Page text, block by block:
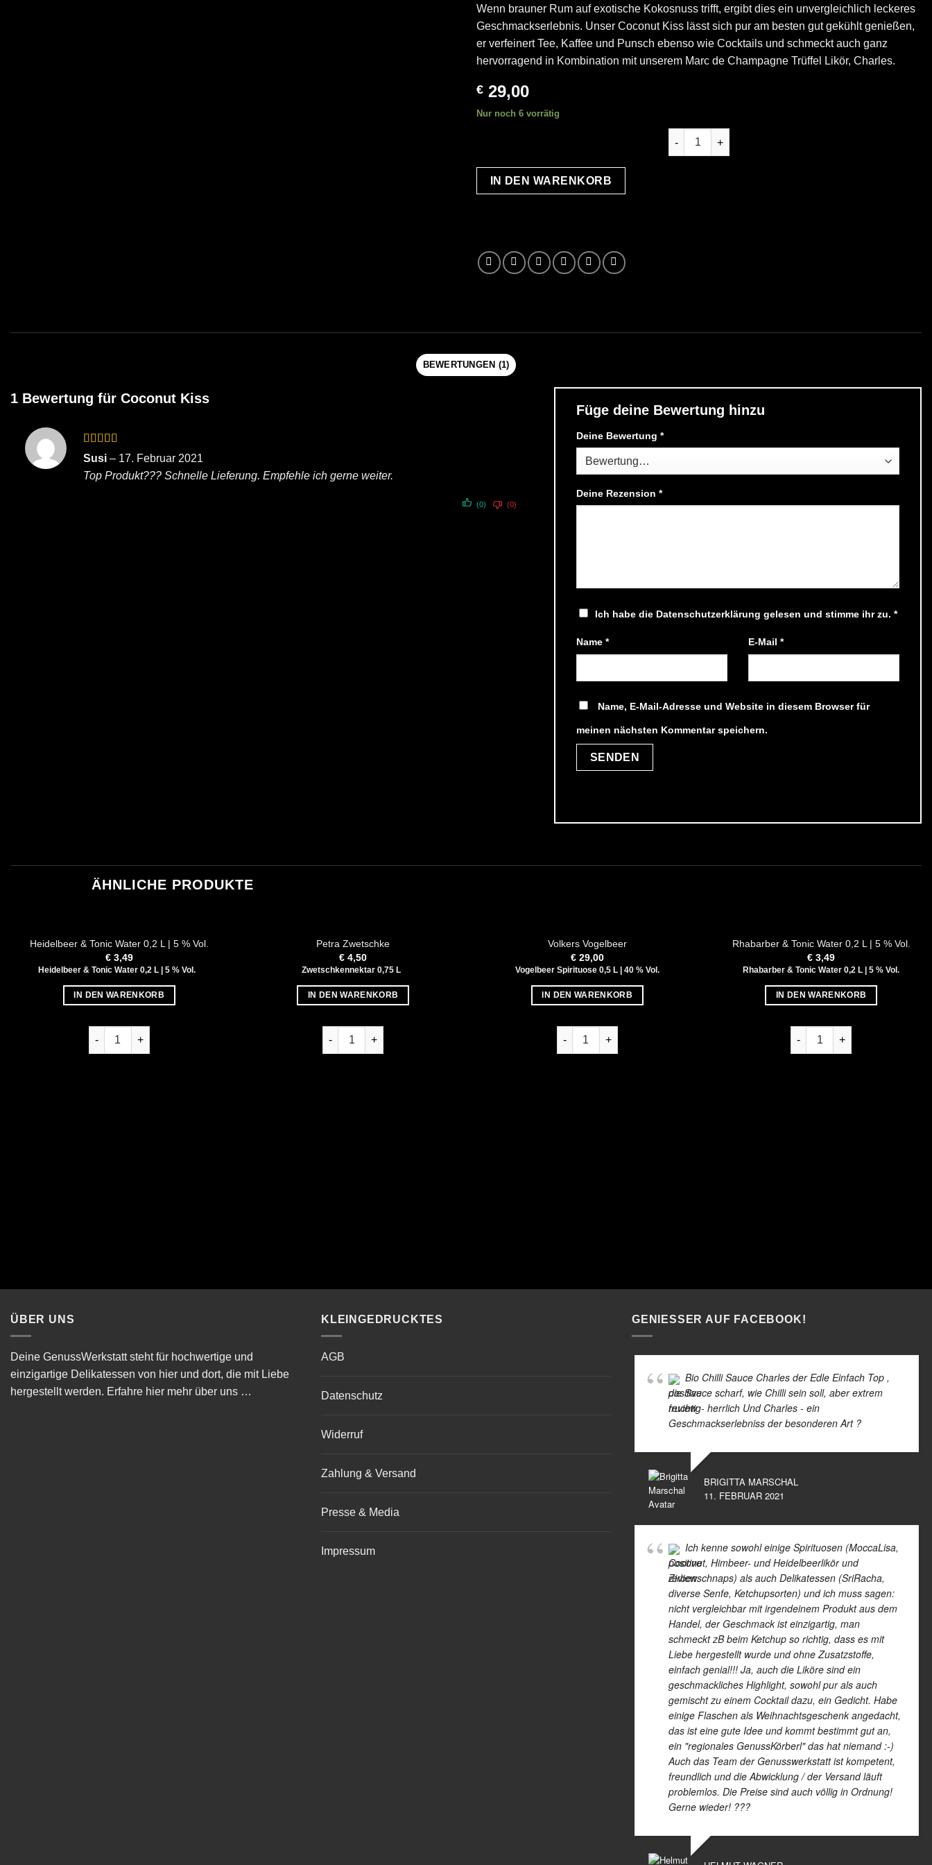
Kundenbewertung
Wenn brauner Rum auf exotische Kokosnuss trifft, ergibt dies ein unvergleichlich leckeres
Geschmackserlebnis. Unser Coconut Kiss lässt sich pur am besten gut gekühlt genießen,
er verfeinert Tee, Kaffee und Punsch ebenso wie Cocktails und schmeckt auch ganz
hervorragend in Kombination mit unserem Marc de Champagne Trüffel Likör, Charles.
€ 29,00
Nur noch 6 vorrätig
Coconut Kiss Menge
IN DEN WARENKORB
BEWERTUNGEN (1)
1 Bewertung für Coconut Kiss
Bewertet
mit5von 5
Susi – 17. Februar 2021
Top Produkt??? Schnelle Lieferung. Empfehle ich gerne weiter.
(0) (0)
Füge deine Bewertung hinzu
Deine Bewertung *
Deine Rezension *
Ich habe die Datenschutzerklärung gelesen und stimme ihr zu. *
Name * E-Mail *
Name, E-Mail-Adresse und Website in diesem Browser für
meinen nächsten Kommentar speichern.
ÄHNLICHE PRODUKTE
Heidelbeer & Tonic Water 0,2 L | 5 % Vol.
€3,49
Heidelbeer & Tonic Water 0,2 L | 5 % Vol.
IN DEN WARENKORB
Heidelbeer & Tonic Water 0,2 L | 5 % Vol. Menge
Petra Zwetschke
€ 4,50
Zwetschkennektar 0,75 L
IN DEN WARENKORB
Petra Zwetschke Menge
Volkers Vogelbeer
€29,00
Vogelbeer Spirituose 0,5 L | 40 % Vol.
IN DEN WARENKORB
Volkers Vogelbeer Menge
Rhabarber & Tonic Water 0,2 L | 5 % Vol.
€ 3,49
Rhabarber & Tonic Water 0,2 L | 5 % Vol.
IN DEN WARENKORB
Rhabarber & Tonic
ÜBER UNS
Deine GenussWerkstatt steht für hochwertige und
einzigartige Delikatessen von hier und dort, die mit Liebe
hergestellt werden. Erfahre hier mehr über uns …
KLEINGEDRUCKTES
AGB
Datenschutz
Widerruf
Zahlung & Versand
Presse & Media
Impressum
GENIESSER AUF FACEBOOK!
Bio Chilli Sauce Charles der Edle Einfach Top ,
die Sauce scharf, wie Chilli sein soll, aber extrem
fruchtig- herrlich Und Charles - ein
Geschmackserlebniss der besonderen Art ?
BRIGITTA MARSCHAL
11. FEBRUAR 2021
Ich kenne sowohl einige Spirituosen (MoccaLisa,
Coconut, Himbeer- und Heidelbeerlikör und
Zirbenschnaps) als auch Delikatessen (SriRacha,
diverse Senfe, Ketchupsorten) und ich muss sagen:
nicht vergleichbar mit irgendeinem Produkt aus dem
Handel, der Geschmack ist einzigartig, man
schmeckt zB beim Ketchup so richtig, dass es mit
Liebe hergestellt wurde und ohne Zusatzstoffe,
einfach genial!!! Ja, auch die Liköre sind ein
geschmackliches Highlight, sowohl pur als auch
gemischt zu einem Cocktail dazu, ein Gedicht. Habe
einige Flaschen als Weihnachtsgeschenk angedacht,
das ist eine gute Idee und kommt bestimmt gut an,
ein "regionales GenussKörberl" das hat niemand :-)
Auch das Team der Genusswerkstatt ist kompetent,
freundlich und die Abwicklung / der Versand läuft
problemlos. Die Preise sind auch völlig in Ordnung!
Gerne wieder! ???